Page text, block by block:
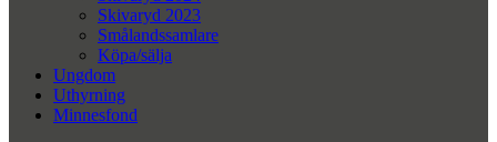
Skivaryd 2023
Smålandssamlare
Köpa/sälja
Ungdom
Uthyrning
Minnesfond